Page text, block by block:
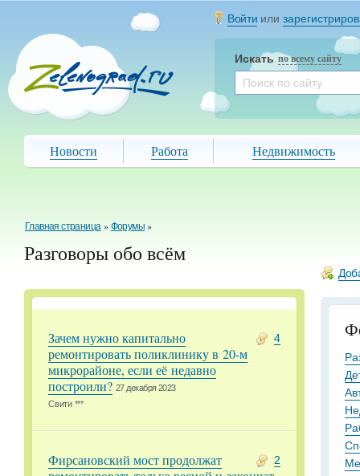
Войти или
Искать по всему сайту
Новости Работа Недвижимость
Главная страница »Форумы»
Разговоры обо всём
4
Зачем нужно капитально
ремонтировать поликлинику в 20-м
микрорайоне, если её недавно
построили? 27 декабря 2023
Свити ***
2
Фирсановский мост продолжат